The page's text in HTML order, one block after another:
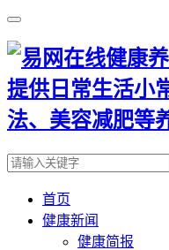
首页
健康新闻
健康简报